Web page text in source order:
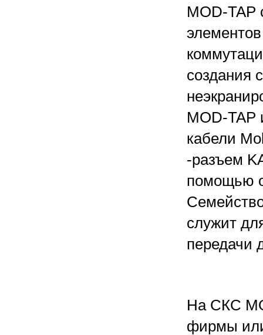
MOD-TAP
создания
MOD-TAP
кабели
-разъем
помощью
служит
передачи
На СКС
фирмы